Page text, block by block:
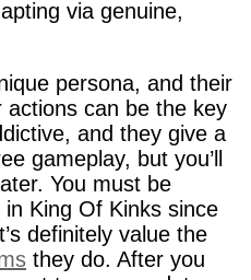
via genuine,
persona, and their
actions can be the key
and they give a
gameplay, but you’ll
You must be
King Of Kinks since
definitely value the
they do. After you